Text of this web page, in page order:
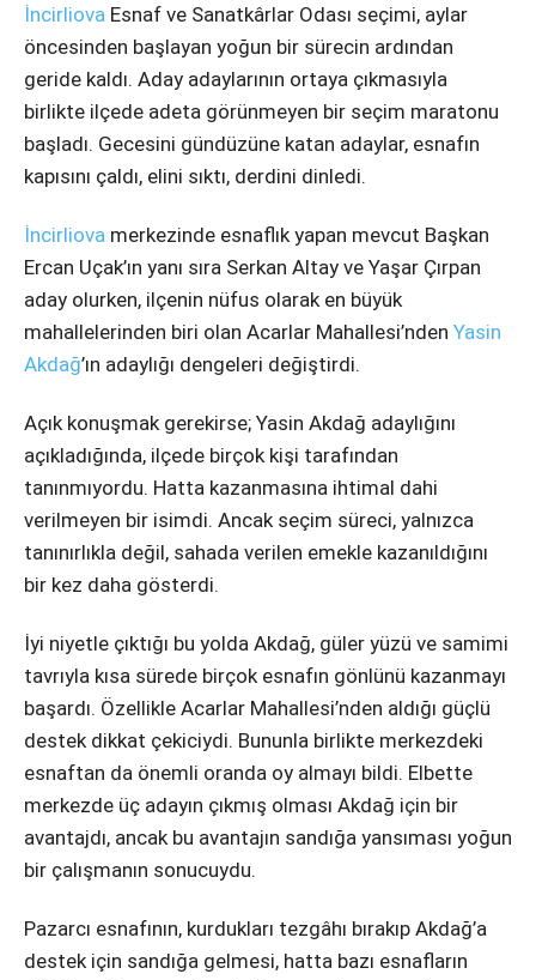
WhatsApp İhbar Hattı
Facebook
Instagram
Youtube
İncirliova Esnaf ve Sanatkârlar Odası seçimi, aylar
öncesinden başlayan yoğun bir sürecin ardından
geride kaldı. Aday adaylarının ortaya çıkmasıyla
birlikte ilçede adeta görünmeyen bir seçim maratonu
başladı. Gecesini gündüzüne katan adaylar, esnafın
kapısını çaldı, elini sıktı, derdini dinledi.
İncirliova merkezinde esnaflık yapan mevcut Başkan
Ercan Uçak’ın yanı sıra Serkan Altay ve Yaşar Çırpan
aday olurken, ilçenin nüfus olarak en büyük
mahallelerinden biri olan Acarlar Mahallesi’nden Yasin
Akdağ’ın adaylığı dengeleri değiştirdi.
Açık konuşmak gerekirse; Yasin Akdağ adaylığını
açıkladığında, ilçede birçok kişi tarafından
tanınmıyordu. Hatta kazanmasına ihtimal dahi
verilmeyen bir isimdi. Ancak seçim süreci, yalnızca
tanınırlıkla değil, sahada verilen emekle kazanıldığını
bir kez daha gösterdi.
İyi niyetle çıktığı bu yolda Akdağ, güler yüzü ve samimi
tavrıyla kısa sürede birçok esnafın gönlünü kazanmayı
başardı. Özellikle Acarlar Mahallesi’nden aldığı güçlü
destek dikkat çekiciydi. Bununla birlikte merkezdeki
esnaftan da önemli oranda oy almayı bildi. Elbette
merkezde üç adayın çıkmış olması Akdağ için bir
avantajdı, ancak bu avantajın sandığa yansıması yoğun
bir çalışmanın sonucuydu.
Pazarcı esnafının, kurdukları tezgâhı bırakıp Akdağ’a
destek için sandığa gelmesi, hatta bazı esnafların